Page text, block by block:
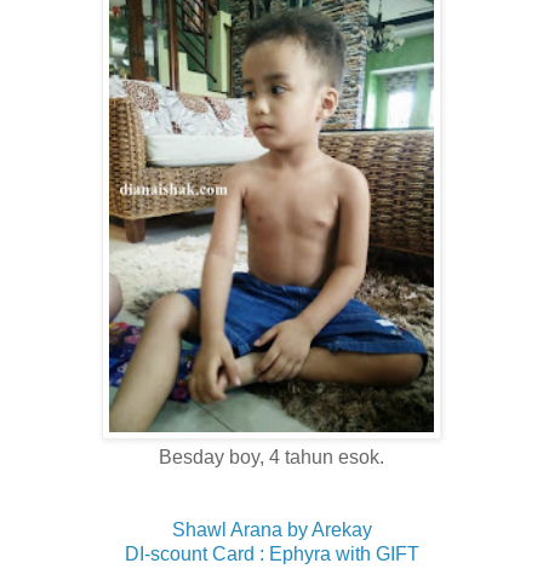
Besday boy, 4 tahun esok.
Shawl Arana by Arekay
DI-scount Card : Ephyra with GIFT